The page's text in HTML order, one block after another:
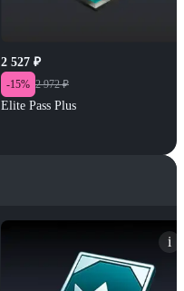
2 527 ₽
-15% 2 972 ₽
Elite Pass Plus
i